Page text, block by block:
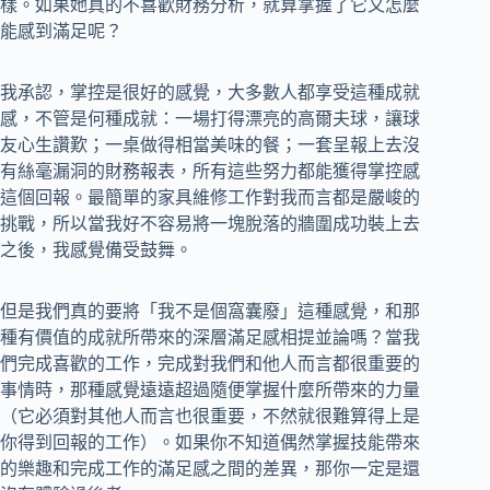
樣。如果她真的不喜歡財務分析，就算掌握了它又怎麼
能感到滿足呢？
我承認，掌控是很好的感覺，大多數人都享受這種成就
感，不管是何種成就：一場打得漂亮的高爾夫球，讓球
友心生讚歎；一桌做得相當美味的餐；一套呈報上去沒
有絲毫漏洞的財務報表，所有這些努力都能獲得掌控感
這個回報。最簡單的家具維修工作對我而言都是嚴峻的
挑戰，所以當我好不容易將一塊脫落的牆圍成功裝上去
之後，我感覺備受鼓舞。
但是我們真的要將「我不是個窩囊廢」這種感覺，和那
種有價值的成就所帶來的深層滿足感相提並論嗎？當我
們完成喜歡的工作，完成對我們和他人而言都很重要的
事情時，那種感覺遠遠超過隨便掌握什麼所帶來的力量
（它必須對其他人而言也很重要，不然就很難算得上是
你得到回報的工作）。如果你不知道偶然掌握技能帶來
的樂趣和完成工作的滿足感之間的差異，那你一定是還